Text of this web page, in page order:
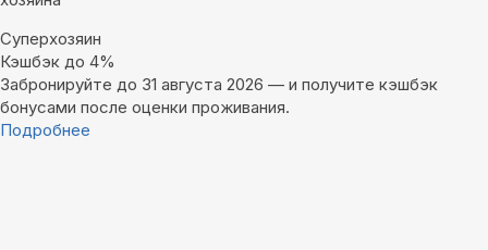
Суперхозяин
Кэшбэк до 4%
Забронируйте до 31 августа 2026 — и получите кэшбэк
бонусами после оценки проживания.
Подробнее